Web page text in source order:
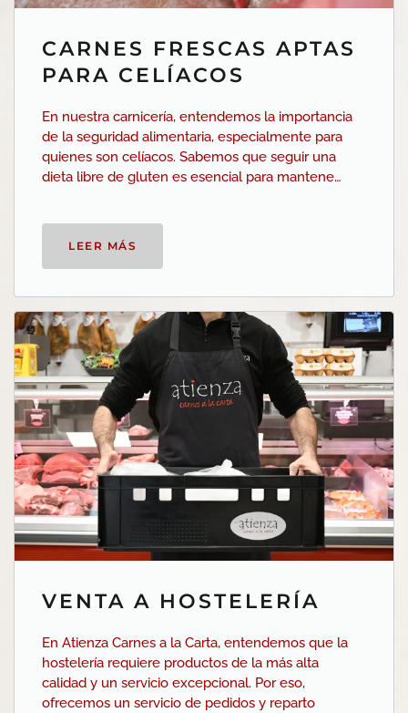
CARNES FRESCAS APTAS
PARA CELÍACOS
En nuestra carnicería, entendemos la importancia
de la seguridad alimentaria, especialmente para
quienes son celíacos. Sabemos que seguir una
dieta libre de gluten es esencial para mantene…
LEER MÁS
VENTA A HOSTELERÍA
En Atienza Carnes a la Carta, entendemos que la
hostelería requiere productos de la más alta
calidad y un servicio excepcional. Por eso,
ofrecemos un servicio de pedidos y reparto